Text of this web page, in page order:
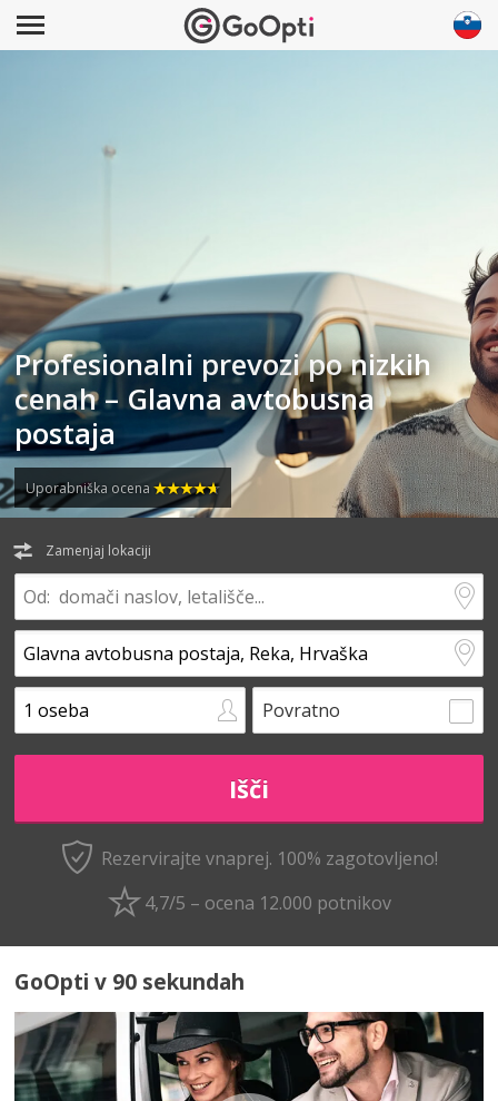
Profesionalni prevozi po nizkih
cenah – Glavna avtobusna
postaja
Uporabniška ocena
Zamenjaj lokaciji
Povratno
Rezervirajte vnaprej. 100% zagotovljeno!
4,7/5 – ocena 12.000 potnikov
GoOpti v 90 sekundah